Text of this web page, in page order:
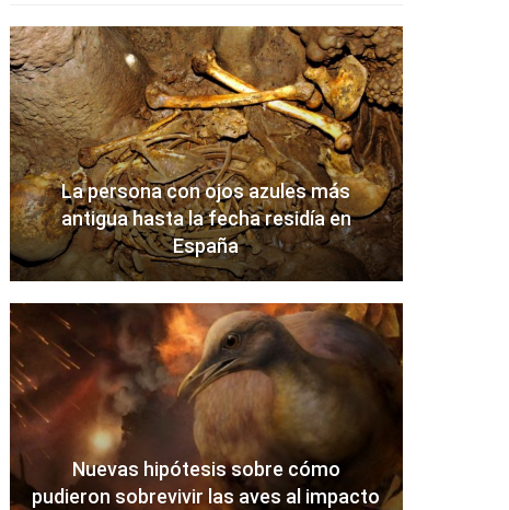
La persona con ojos azules más
antigua hasta la fecha residía en
España
Nuevas hipótesis sobre cómo
pudieron sobrevivir las aves al impacto